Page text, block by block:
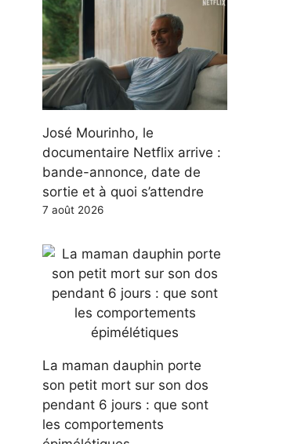
José Mourinho, le
documentaire Netflix arrive :
bande-annonce, date de
sortie et à quoi s’attendre
7 août 2026
La maman dauphin porte
son petit mort sur son dos
pendant 6 jours : que sont
les comportements